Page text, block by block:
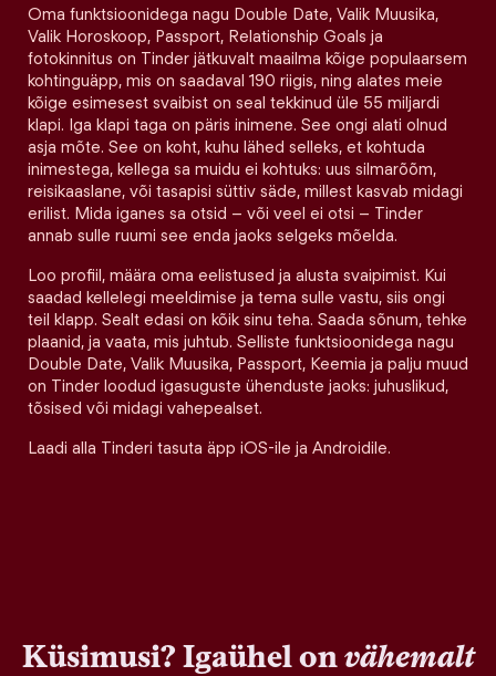
Oma funktsioonidega nagu Double Date, Valik Muusika,
Valik Horoskoop, Passport, Relationship Goals ja
fotokinnitus on Tinder jätkuvalt maailma kõige populaarsem
kohtinguäpp, mis on saadaval 190 riigis, ning alates meie
kõige esimesest svaibist on seal tekkinud üle 55 miljardi
klapi. Iga klapi taga on päris inimene. See ongi alati olnud
asja mõte. See on koht, kuhu lähed selleks, et kohtuda
inimestega, kellega sa muidu ei kohtuks: uus silmarõõm,
reisikaaslane, või tasapisi süttiv säde, millest kasvab midagi
erilist. Mida iganes sa otsid – või veel ei otsi – Tinder
annab sulle ruumi see enda jaoks selgeks mõelda.
Loo profiil, määra oma eelistused ja alusta svaipimist. Kui
saadad kellelegi meeldimise ja tema sulle vastu, siis ongi
teil klapp. Sealt edasi on kõik sinu teha. Saada sõnum, tehke
plaanid, ja vaata, mis juhtub. Selliste funktsioonidega nagu
Double Date, Valik Muusika, Passport, Keemia ja palju muud
on Tinder loodud igasuguste ühenduste jaoks: juhuslikud,
tõsised või midagi vahepealset.
Laadi alla Tinderi tasuta äpp iOS-ile ja Androidile.
Küsimusi? Igaühel onvähemalt